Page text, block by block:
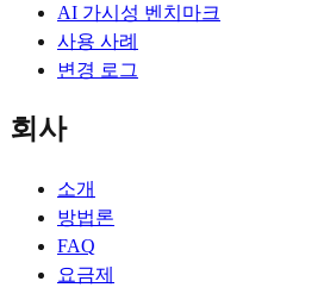
AI 가시성 벤치마크
사용 사례
변경 로그
회사
소개
방법론
FAQ
요금제